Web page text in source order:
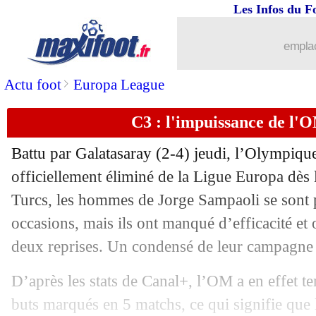
Actu foot> Europa League
Les Infos du
C3 : l'impuissance de
Battu par Galatasaray (2-4) jeudi,
officiellement éliminé de la Ligue Europa dès
Turcs, les hommes de Jorge Sampaoli se
occasions, mais ils ont manqué d’efficacité et
deux reprises. Un condensé de leur
D’après les stats de Canal+, l’OM a en effet
buts marqués en 5 matchs, ce qui signifie
: Kamara zappe la conférence de
26/11 Barça: Koeman touchera 10 M€ !
: Pioli prolonge (officiel)
26/11 OM: Domenech enfonce Sampaoli !
26/11 Juve: Allegri est "désolé"
PSG : Riolo reprend Leonardo de
26/11 Barça: Dembélé a recalé Newcastle
26/11 Dortmund: Håland a une préférence